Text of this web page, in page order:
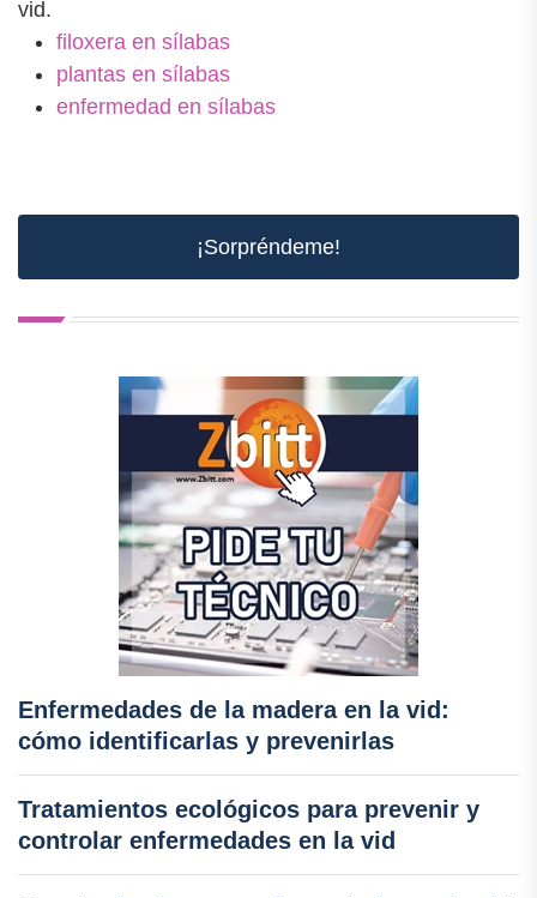
vid.
filoxera en sílabas
plantas en sílabas
enfermedad en sílabas
¡Sorpréndeme!
Enfermedades de la madera en la vid:
cómo identificarlas y prevenirlas
Tratamientos ecológicos para prevenir y
controlar enfermedades en la vid